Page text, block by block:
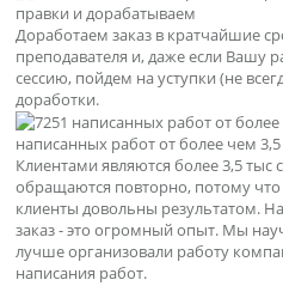
правки и дорабатываем
Доработаем заказ в кратчайшие
преподавателя и, даже если Вашу
сессию, пойдем на уступки (не
доработки.
написанных работ от более чем
Клиентами являются более 3,5 тыс
обращаются повторно, потому
клиенты довольны результатом.
заказ - это огромный опыт. Мы
лучше организовали работу
написания работ.